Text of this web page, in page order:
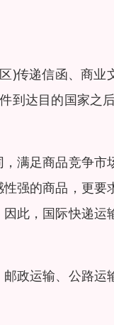
)传递信函、商业
到达目的国家之
满足商品竞争市
强的商品，更要
此，国际快递运
政运输、公路运